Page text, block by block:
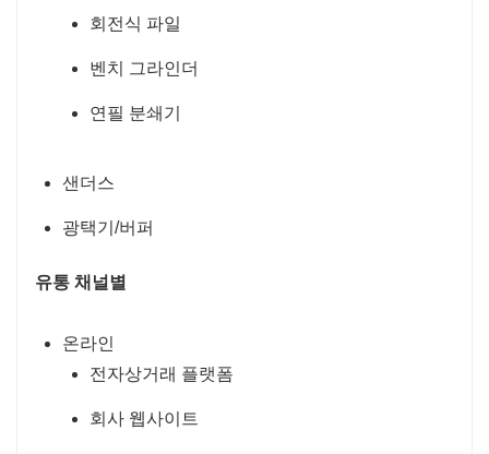
회전식 파일
벤치 그라인더
연필 분쇄기
샌더스
광택기/버퍼
유통 채널별
온라인
전자상거래 플랫폼
회사 웹사이트